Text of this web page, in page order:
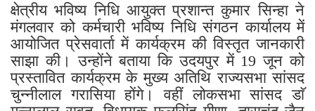
क्षेत्रीय भविष्य निधि आयुक्त प्रशान्त कुमार सिन्हा ने
मंगलवार को कर्मचारी भविष्य निधि संगठन कार्यालय में
आयोजित प्रेसवार्ता में कार्यक्रम की विस्तृत जानकारी
साझा की। उन्होंने बताया कि उदयपुर में 19 जून को
प्रस्तावित कार्यक्रम के मुख्य अतिथि राज्यसभा सांसद
चुन्नीलाल गरासिया होंगे। वहीं लोकसभा सांसद डाॅ